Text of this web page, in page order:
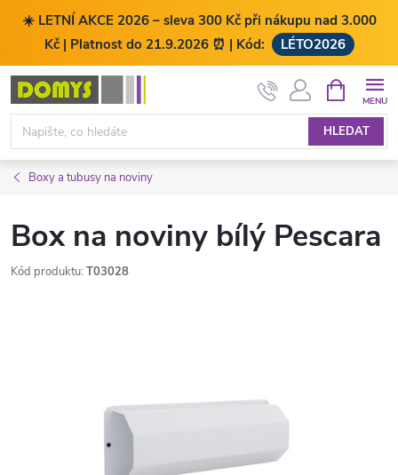
☀️ LETNÍ AKCE 2026 – sleva 300 Kč při nákupu nad 3.000
Kč | Platnost do 21.9.2026 ⏰ | Kód:
LÉTO2026
Přejít
obsah
HLEDAT
NÁKUPNÍ
KOŠÍK
Boxy a tubusy na noviny
Box na noviny bílý Pescara
Kód produktu: T03028